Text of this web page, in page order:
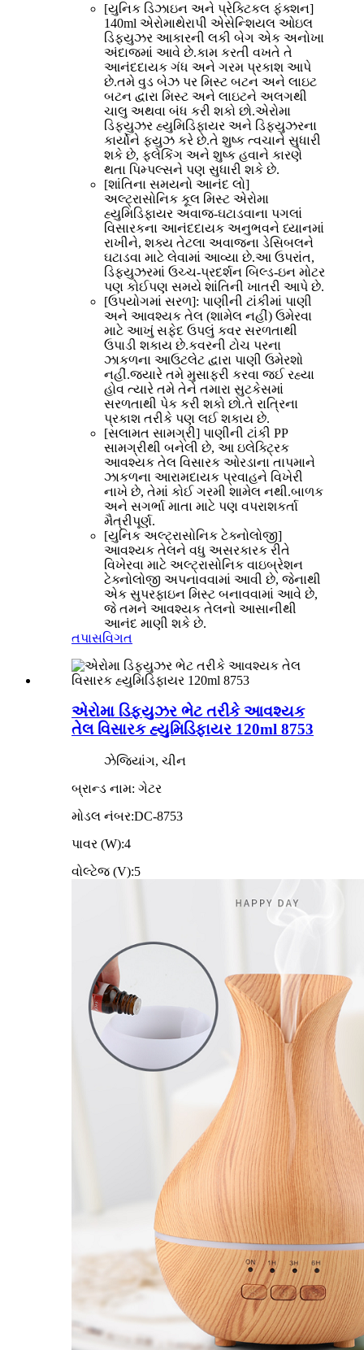
[યુનિક ડિઝાઇન અને પ્રેક્ટિકલ ફંક્શન]
140ml એરોમાથેરાપી એસેન્શિયલ ઓઇલ
ડિફ્યુઝર આકારની લકી બેગ એક અનોખા
અંદાજમાં આવે છે.કામ કરતી વખતે તે
આનંદદાયક ગંધ અને ગરમ પ્રકાશ આપે
છે.તમે વુડ બેઝ પર મિસ્ટ બટન અને લાઇટ
બટન દ્વારા મિસ્ટ અને લાઇટને અલગથી
ચાલુ અથવા બંધ કરી શકો છો.એરોમા
ડિફ્યુઝર હ્યુમિડિફાયર અને ડિફ્યુઝરના
કાર્યોને ફ્યુઝ કરે છે.તે શુષ્ક ત્વચાને સુધારી
શકે છે, ફ્લેકિંગ અને શુષ્ક હવાને કારણે
થતા પિમ્પલ્સને પણ સુધારી શકે છે.
[શાંતિના સમયનો આનંદ લો]
અલ્ટ્રાસોનિક કૂલ મિસ્ટ એરોમા
હ્યુમિડિફાયર અવાજ-ઘટાડવાના પગલાં
વિસારકના આનંદદાયક અનુભવને ધ્યાનમાં
રાખીને, શક્ય તેટલા અવાજના ડેસિબલને
ઘટાડવા માટે લેવામાં આવ્યા છે.આ ઉપરાંત,
ડિફ્યુઝરમાં ઉચ્ચ-પ્રદર્શન બિલ્ડ-ઇન મોટર
પણ કોઈપણ સમયે શાંતિની ખાતરી આપે છે.
[ઉપયોગમાં સરળ]: પાણીની ટાંકીમાં પાણી
અને આવશ્યક તેલ (શામેલ નહીં) ઉમેરવા
માટે આખું સફેદ ઉપલું કવર સરળતાથી
ઉપાડી શકાય છે.કવરની ટોચ પરના
ઝાકળના આઉટલેટ દ્વારા પાણી ઉમેરશો
નહીં.જ્યારે તમે મુસાફરી કરવા જઈ રહ્યા
હોવ ત્યારે તમે તેને તમારા સુટકેસમાં
સરળતાથી પેક કરી શકો છો.તે રાત્રિના
પ્રકાશ તરીકે પણ લઈ શકાય છે.
[સલામત સામગ્રી] પાણીની ટાંકી PP
સામગ્રીથી બનેલી છે, આ ઇલેક્ટ્રિક
આવશ્યક તેલ વિસારક ઓરડાના તાપમાને
ઝાકળના આરામદાયક પ્રવાહને વિખેરી
નાખે છે, તેમાં કોઈ ગરમી શામેલ નથી.બાળક
અને સગર્ભા માતા માટે પણ વપરાશકર્તા
મૈત્રીપૂર્ણ.
[યુનિક અલ્ટ્રાસોનિક ટેક્નોલોજી]
આવશ્યક તેલને વધુ અસરકારક રીતે
વિખેરવા માટે અલ્ટ્રાસોનિક વાઇબ્રેશન
ટેક્નોલોજી અપનાવવામાં આવી છે, જેનાથી
એક સુપરફાઇન મિસ્ટ બનાવવામાં આવે છે,
જે તમને આવશ્યક તેલનો આસાનીથી
આનંદ માણી શકે છે.
તપાસવિગત
એરોમા ડિફ્યુઝર ભેટ તરીકે આવશ્યક
તેલ વિસારક હ્યુમિડિફાયર 120ml 8753
ઝેજિયાંગ, ચીન
બ્રાન્ડ નામ: ગેટર
મોડલ નંબર:DC-8753
પાવર (W):4
વોલ્ટેજ (V):5